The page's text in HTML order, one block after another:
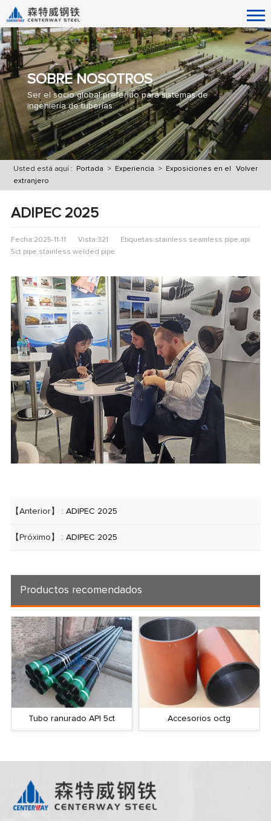
SOBRE NOSOTROS
Ser el socio global preferido para sistemas de
ingeniería de tuberías.
Volver
Usted está aquí : Portada > Experiencia >
Exposiciones en el
extranjero
ADIPEC 2025
Fecha:2025-11-11 Vista:321
Etiquetas:stainless seamless pipe,api
5ct pipe,stainless welded pipe
【Anterior】 : ADIPEC 2025
【Próximo】 : ADIPEC 2025
Productos recomendados
Tubo ranurado API 5ct Accesorios octg